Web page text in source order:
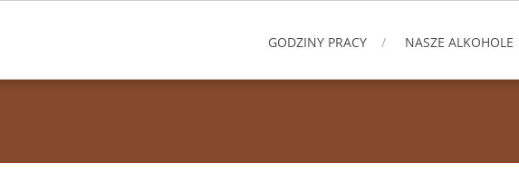
GODZINY PRACY NASZE ALKOHOLE